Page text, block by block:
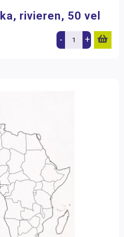
rivieren, 50 vel
- +